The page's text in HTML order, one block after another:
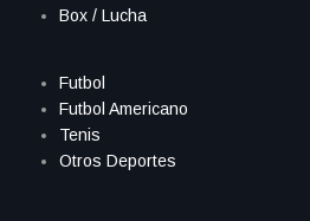
Box / Lucha
Futbol
Futbol Americano
Tenis
Otros Deportes